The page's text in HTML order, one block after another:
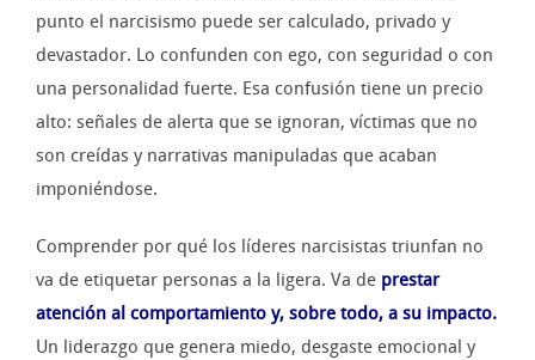
punto el narcisismo puede ser calculado, privado y
devastador. Lo confunden con ego, con seguridad o con
una personalidad fuerte. Esa confusión tiene un precio
alto: señales de alerta que se ignoran, víctimas que no
son creídas y narrativas manipuladas que acaban
imponiéndose.
Comprender por qué los líderes narcisistas triunfan no
va de etiquetar personas a la ligera. Va de prestar
atención al comportamiento y, sobre todo, a su impacto.
Un liderazgo que genera miedo, desgaste emocional y